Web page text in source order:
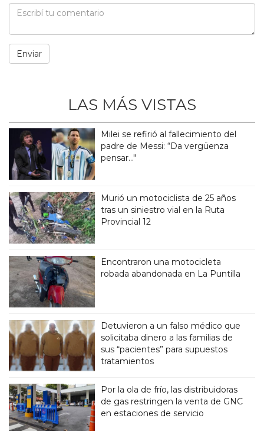
LAS MÁS VISTAS
Milei se refirió al fallecimiento del
padre de Messi: “Da vergüenza
pensar..."
Murió un motociclista de 25 años
tras un siniestro vial en la Ruta
Provincial 12
Encontraron una motocicleta
robada abandonada en La Puntilla
Detuvieron a un falso médico que
solicitaba dinero a las familias de
sus “pacientes” para supuestos
tratamientos
Por la ola de frío, las distribuidoras
de gas restringen la venta de GNC
en estaciones de servicio